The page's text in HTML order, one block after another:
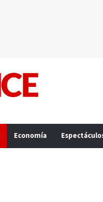
Economía